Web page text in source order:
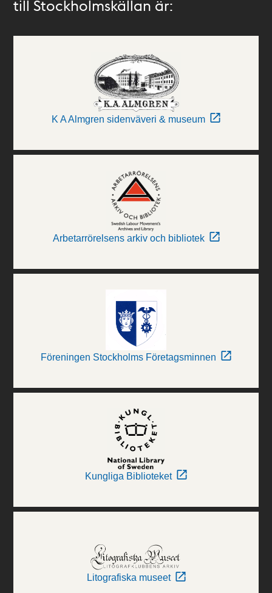
till Stockholmskällan är:
K A Almgren sidenväveri & museum
Arbetarrörelsens arkiv och bibliotek
Föreningen Stockholms Företagsminnen
Kungliga Biblioteket
Litografiska museet